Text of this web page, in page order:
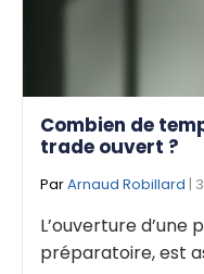
Combien de
trade ouvert ?
ParArnaud Robillard |
L’ouverture d’une
préparatoire, est